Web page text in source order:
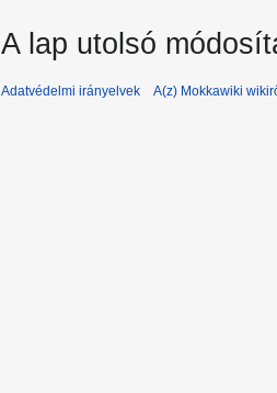
A lap utolsó
Adatvédelmi irányelvek A(z) Mokkawiki